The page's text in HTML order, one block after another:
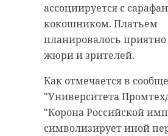
ассоциируется с
кокошником. Платьем
планировалось
жюри и зрителей.
Как отмечается в
"Университета
"Корона Российской
символизирует иной